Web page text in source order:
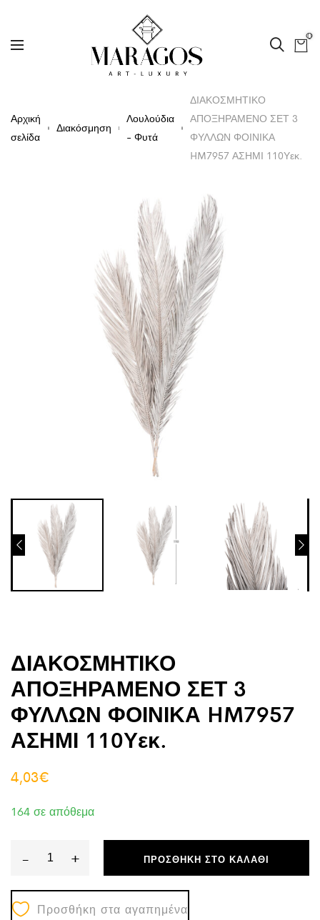
0
Αρχική
σελίδα
Διακόσμηση
Λουλούδια
- Φυτά
ΔΙΑΚΟΣΜΗΤΙΚΟ
ΑΠΟΞΗΡΑΜΕΝΟ ΣΕΤ 3
ΦΥΛΛΩΝ ΦΟΙΝΙΚΑ
HM7957 ΑΣΗΜΙ 110Υεκ.
ΔΙΑΚΟΣΜΗΤΙΚΟ
ΑΠΟΞΗΡΑΜΕΝΟ ΣΕΤ 3
ΦΥΛΛΩΝ ΦΟΙΝΙΚΑ HM7957
ΑΣΗΜΙ 110Υεκ.
4,03€
164 σε απόθεμα
-
ΔΙΑΚΟΣΜΗΤΙΚΟ
ΑΠΟΞΗΡΑΜΕΝΟ
ΣΕΤ
+ ΠΡΟΣΘΉΚΗ ΣΤΟ ΚΑΛΆΘΙ
Προσθήκη στα αγαπημένα